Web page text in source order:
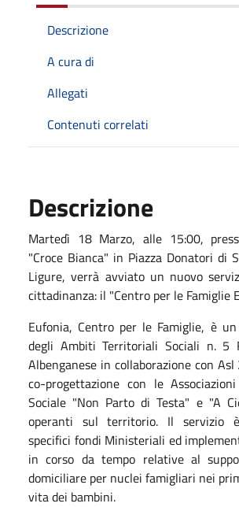
Descrizione
A cura di
Allegati
Contenuti correlati
Descrizione
Martedì 18 Marzo, alle 15:00,
"Croce Bianca" in Piazza Donatori di
Ligure, verrà avviato un nuovo
cittadinanza: il "Centro per le Famiglie
Eufonia, Centro per le Famiglie, è
degli Ambiti Territoriali Sociali n. 5
Albenganese in collaborazione con
co-progettazione con le
Sociale "Non Parto di Testa" e "A
operanti sul territorio. Il servizio
specifici fondi Ministeriali ed
in corso da tempo relative al
domiciliare per nuclei famigliari nei
vita dei bambini.